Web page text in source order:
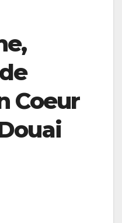
Coeur